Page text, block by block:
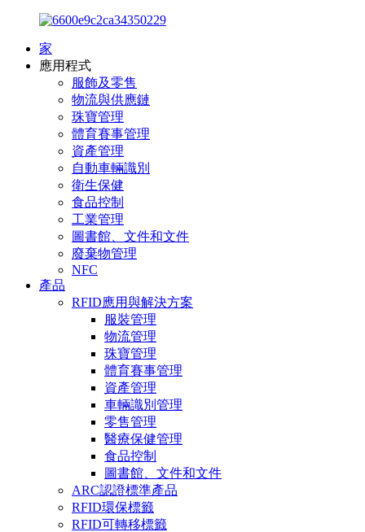
家
應用程式
服飾及零售
物流與供應鏈
珠寶管理
體育賽事管理
資產管理
自動車輛識別
衛生保健
食品控制
工業管理
圖書館、文件和文件
廢棄物管理
NFC
產品
RFID應用與解決方案
服裝管理
物流管理
珠寶管理
體育賽事管理
資產管理
車輛識別管理
零售管理
醫療保健管理
食品控制
圖書館、文件和文件
ARC認證標準產品
RFID環保標籤
RFID可轉移標籤